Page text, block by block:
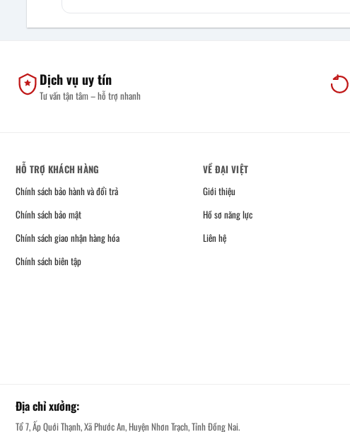
Dịch vụ uy tín
Tư vấn tận tâm – hỗ trợ nhanh
HỖ TRỢ KHÁCH HÀNG
Chính sách bảo hành và đổi trả
Chính sách bảo mật
Chính sách giao nhận hàng hóa
Chính sách biên tập
VỀ ĐẠI VIỆT
Giới thiệu
Hồ sơ năng lực
Liên hệ
Địa chỉ xưởng:
Tổ 7, Ấp Quới Thạnh, Xã Phước An, Huyện Nhơn Trạch, Tỉnh Đồng Nai.